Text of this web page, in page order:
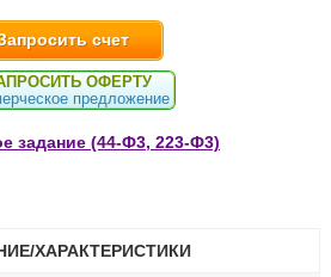
счет
ОФЕРТУ
предложение
задание (44-Ф3, 223-Ф3)
ХАРАКТЕРИСТИКИ